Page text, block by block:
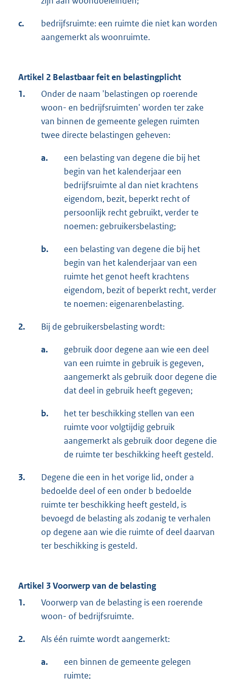
c.
bedrijfsruimte: een ruimte die niet kan worden
aangemerkt als woonruimte.
Artikel 2 Belastbaar feit en belastingplicht
1.
Onder de naam 'belastingen op roerende
woon- en bedrijfsruimten' worden ter zake
van binnen de gemeente gelegen ruimten
twee directe belastingen geheven:
a.
een belasting van degene die bij het
begin van het kalenderjaar een
bedrijfsruimte al dan niet krachtens
eigendom, bezit, beperkt recht of
persoonlijk recht gebruikt, verder te
noemen: gebruikersbelasting;
b.
een belasting van degene die bij het
begin van het kalenderjaar van een
ruimte het genot heeft krachtens
eigendom, bezit of beperkt recht, verder
te noemen: eigenarenbelasting.
2. Bij de gebruikersbelasting wordt:
a.
gebruik door degene aan wie een deel
van een ruimte in gebruik is gegeven,
aangemerkt als gebruik door degene die
dat deel in gebruik heeft gegeven;
b.
het ter beschikking stellen van een
ruimte voor volgtijdig gebruik
aangemerkt als gebruik door degene die
de ruimte ter beschikking heeft gesteld.
3.
Degene die een in het vorige lid, onder a
bedoelde deel of een onder b bedoelde
ruimte ter beschikking heeft gesteld, is
bevoegd de belasting als zodanig te verhalen
op degene aan wie die ruimte of deel daarvan
ter beschikking is gesteld.
Artikel 3 Voorwerp van de belasting
1.
Voorwerp van de belasting is een roerende
woon- of bedrijfsruimte.
2. Als één ruimte wordt aangemerkt:
a.
een binnen de gemeente gelegen
ruimte;